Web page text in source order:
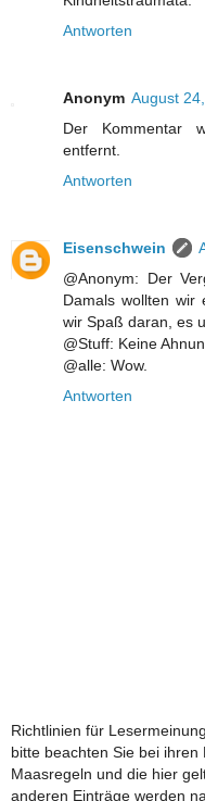
Antworten
Anonym August
Der Kommentar
entfernt.
Antworten
Eisenschwein
@Anonym: Der
Damals wollten wir
wir Spaß daran, es
@Stuff: Keine
@alle: Wow.
Antworten
Richtlinien für
bitte beachten Sie bei ihren
Maasregeln und die hier
anderen Einträge werden